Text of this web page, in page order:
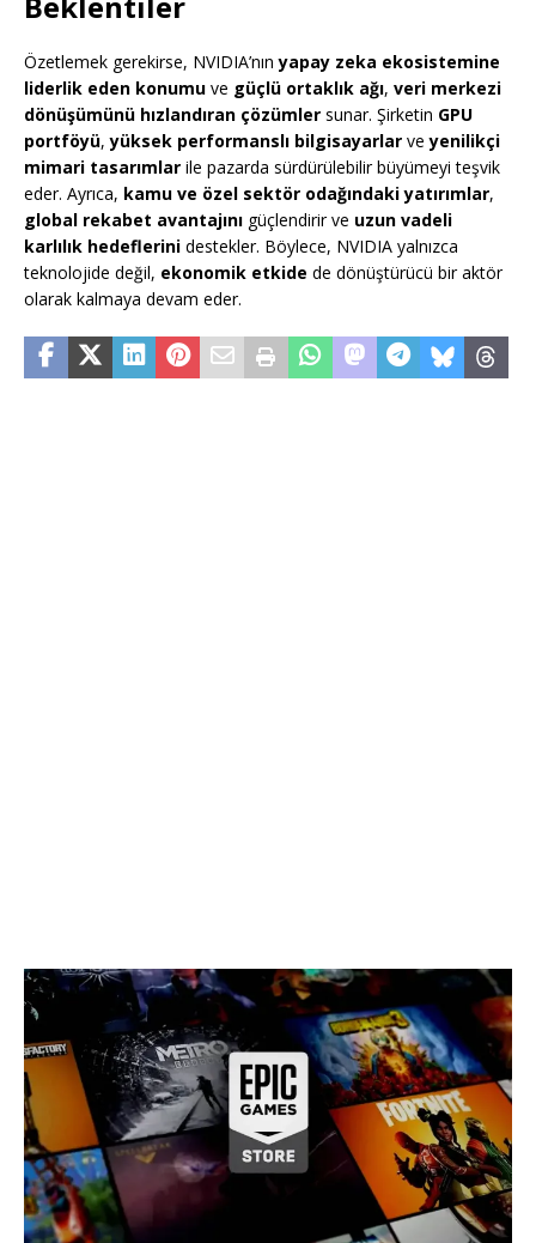
Özetlemek gerekirse, NVIDIA’nınyapay zeka ekosistemine
liderlik eden konumu ve güçlü ortaklık ağı, veri merkezi
dönüşümünü hızlandıran çözümler sunar. Şirketin GPU
portföyü,yüksek performanslı bilgisayarlar veyenilikçi
mimari tasarımlar ile pazarda sürdürülebilir büyümeyi teşvik
eder. Ayrıca, kamu ve özel sektör odağındaki yatırımlar,
global rekabet avantajını güçlendirir ve uzun vadeli
karlılık hedeflerini destekler. Böylece, NVIDIA yalnızca
teknolojide değil, ekonomik etkide de dönüştürücü bir aktör
olarak kalmaya devam eder.